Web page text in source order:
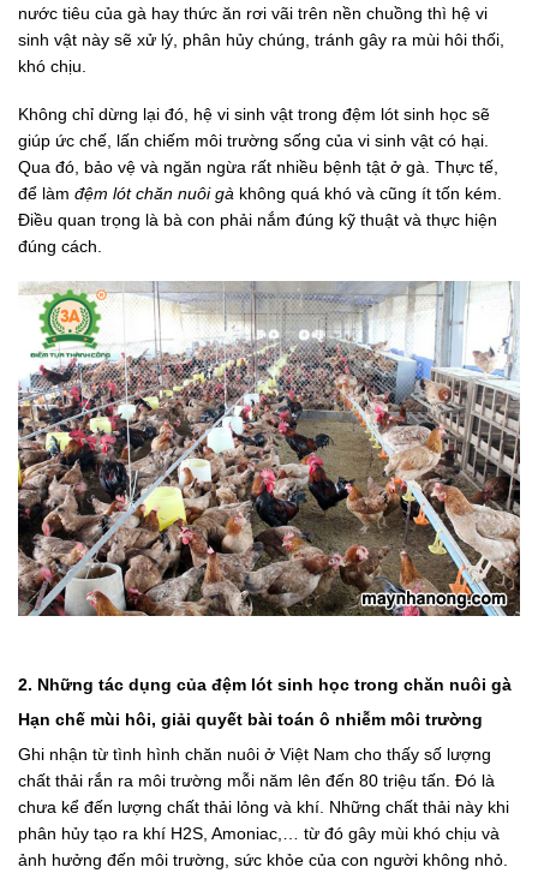
nước tiêu của gà hay thức ăn rơi vãi trên nền chuồng thì hệ vi
sinh vật này sẽ xử lý, phân hủy chúng, tránh gây ra mùi hôi thối,
khó chịu.
Không chỉ dừng lại đó, hệ vi sinh vật trong đệm lót sinh học sẽ
giúp ức chế, lấn chiếm môi trường sống của vi sinh vật có hại.
Qua đó, bảo vệ và ngăn ngừa rất nhiều bệnh tật ở gà. Thực tế,
để làm đệm lót chăn nuôi gà không quá khó và cũng ít tốn kém.
Điều quan trọng là bà con phải nắm đúng kỹ thuật và thực hiện
đúng cách.
2. Những tác dụng của đệm lót sinh học trong chăn nuôi gà
Hạn chế mùi hôi, giải quyết bài toán ô nhiễm môi trường
Ghi nhận từ tình hình chăn nuôi ở Việt Nam cho thấy số lượng
chất thải rắn ra môi trường mỗi năm lên đến 80 triệu tấn. Đó là
chưa kể đến lượng chất thải lỏng và khí. Những chất thải này khi
phân hủy tạo ra khí H2S, Amoniac,… từ đó gây mùi khó chịu và
ảnh hưởng đến môi trường, sức khỏe của con người không nhỏ.